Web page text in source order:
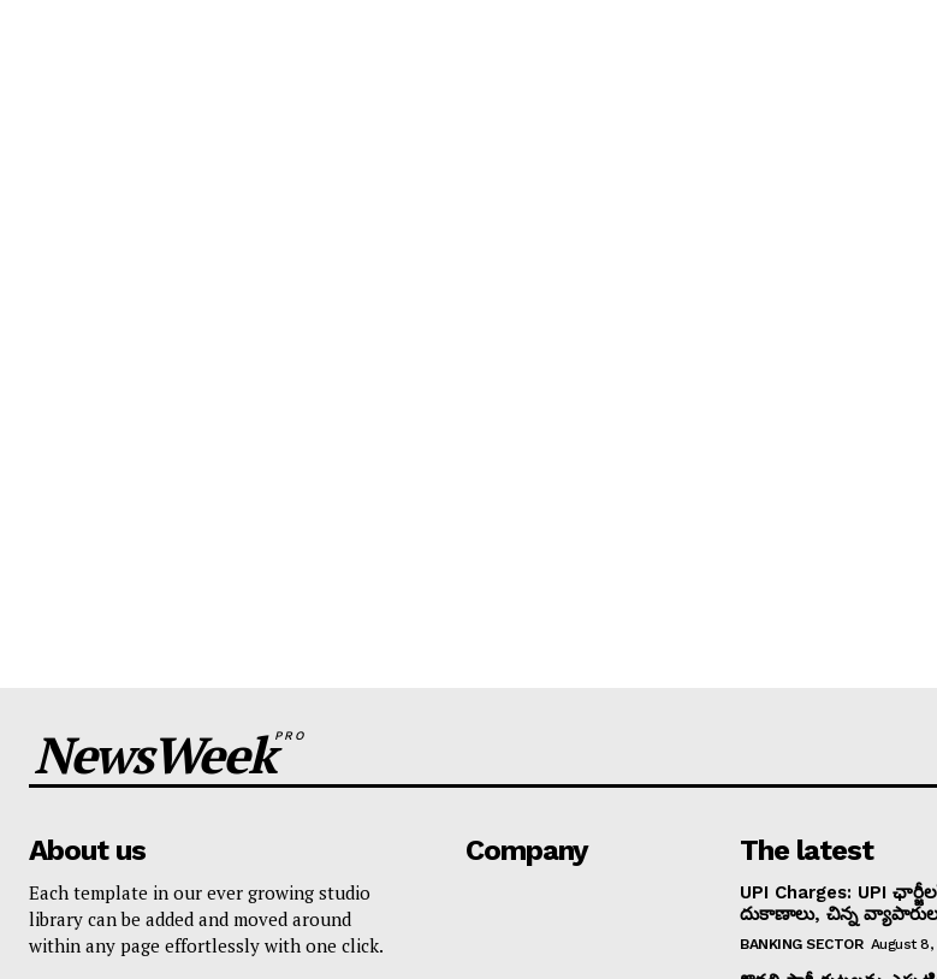
NewsWeekPRO
About us
Each template in our ever growing studio
library can be added and moved around
within any page effortlessly with one click.
Company The latest
UPI Charges: UPI
దుకాణాలు, చిన్న
BANKING SECTOR August 8,